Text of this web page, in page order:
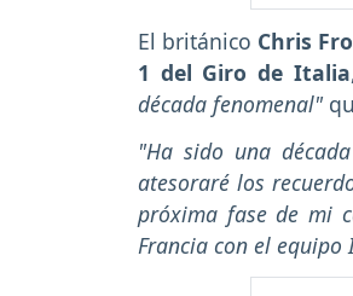
El británico Chris
1 del Giro de Italia
década fenomenal"
"Ha sido una
atesoraré los
próxima fase de mi
Francia con el equipo